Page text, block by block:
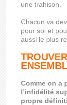
une trahison.
Chacun va
pour soi et
aussi le plus
Comme on a
l’infidélité
propre